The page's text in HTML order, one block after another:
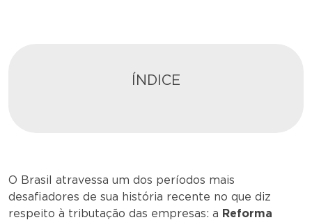
ÍNDICE
O Brasil atravessa um dos períodos mais
desafiadores de sua história recente no que diz
respeito à tributação das empresas: a Reforma